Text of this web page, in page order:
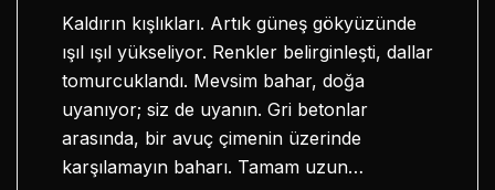
Kaldırın kışlıkları. Artık güneş gökyüzünde
ışıl ışıl yükseliyor. Renkler belirginleşti, dallar
tomurcuklandı. Mevsim bahar, doğa
uyanıyor; siz de uyanın. Gri betonlar
arasında, bir avuç çimenin üzerinde
karşılamayın baharı. Tamam uzun…